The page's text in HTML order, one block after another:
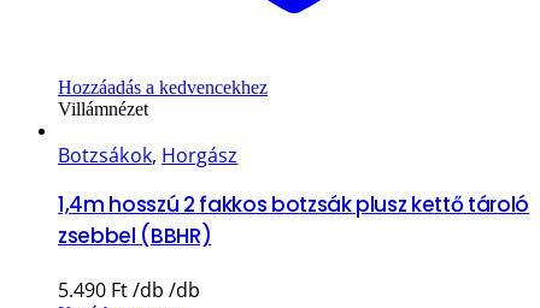
Hozzáadás a kedvencekhez
Villámnézet
Botzsákok, Horgász
1,4m hosszú 2 fakkos botzsák plusz kettő tároló
zsebbel (BBHR)
5.490 Ft